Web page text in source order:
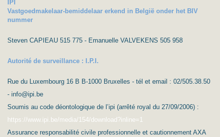
IPI
Vastgoedmakelaar-bemiddelaar erkend in België onder het BIV
nummer
Steven CAPIEAU 515 775 - Emanuelle VALVEKENS 505 958
Autorité de surveillance : I.P.I.
Rue du Luxembourg 16 B B-1000 Bruxelles - tél et email : 02/505.38.50
- info@ipi.be
Soumis au code déontologique de l’ipi (arrêté royal du 27/09/2006) :
https://www.ipi.be/media/154/download?inline=1
Assurance responsabilité civile professionnelle et cautionnement AXA